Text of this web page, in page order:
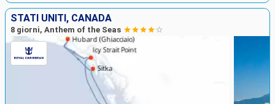
STATI UNITI, CANADA
8 giorni, Anthem of the Seas